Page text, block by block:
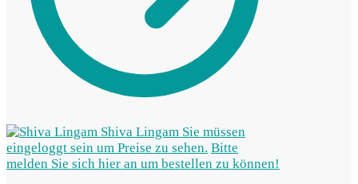
Shiva Lingam Sie müssen
eingeloggt sein um Preise zu sehen. Bitte
melden Sie sich hier an um bestellen zu können!